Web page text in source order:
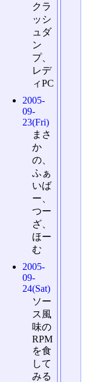
クラ
ッシ
ュダ
ン
プ、
レデ
ィPC
2005-
09-
23(Fri)
まさ
か
の、
ふぁ
いば
ー、
つー
ざ、
ほー
む
2005-
09-
24(Sat)
ソー
ス風
味の
RPM
を食
して
みる